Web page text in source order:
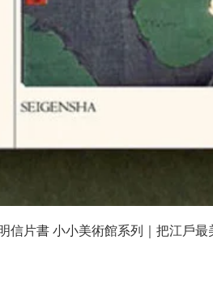
快速瀏覽
信片書 小小美術館系列｜把江戶